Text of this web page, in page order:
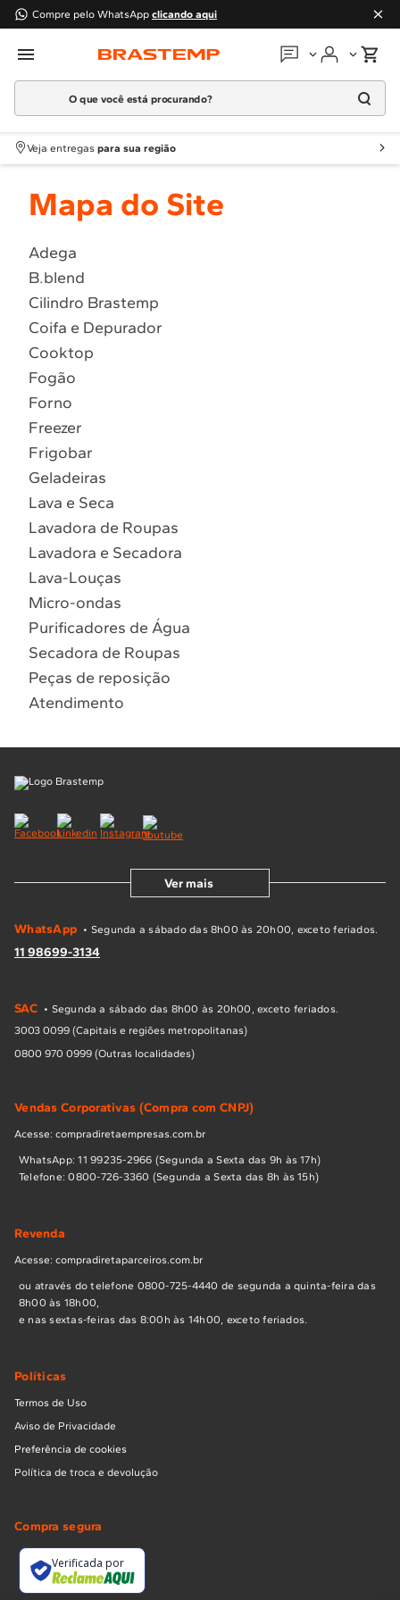
Compre pelo WhatsApp clicando aqui
Em que podemos
Atendimento Brastemp
Localizar assistência técnica
O que você está procurando?
Termos mais buscados
1º Geladeira
2
Fogao
4 º Lava Louça
5 º Cooktop
6º Microondas Brastemp
7º Forno
8º Embutir
9º Lava Seca
Veja entregas para sua região
Mapa do Site
Adega
B.blend
Cilindro Brastemp
Coifa e Depurador
Cooktop
Fogão
Forno
Freezer
Frigobar
Geladeiras
Lava e Seca
Lavadora de Roupas
Lavadora e Secadora
Lava-Louças
Micro-ondas
Purificadores de Água
Secadora de Roupas
Peças de reposição
Atendimento
Ver mais
WhatsApp • Segunda a sábado das 8h00 às 20h00, exceto feriados.
11 98699-3134
SAC • Segunda a sábado das 8h00 às 20h00, exceto feriados.
3003 0099 (Capitais e regiões metropolitanas)
0800 970 0999 (Outras localidades)
Vendas Corporativas (Compra com CNPJ)
Acesse: compradiretaempresas.com.br
WhatsApp: 11 99235-2966 (Segunda a Sexta das 9h às 17h)
Telefone: 0800-726-3360 (Segunda a Sexta das 8h às 15h)
Revenda
Acesse: compradiretaparceiros.com.br
ou através do telefone 0800-725-4440 de segunda a quinta-feira das
8h00 às 18h00,
e nas sextas-feiras das 8:00h às 14h00, exceto feriados.
Políticas
Termos de Uso
Aviso de Privacidade
Preferência de cookies
Política de troca e devolução
Compra segura
Verificada por